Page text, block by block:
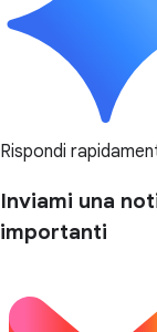
Rispondi
Inviami una
importanti